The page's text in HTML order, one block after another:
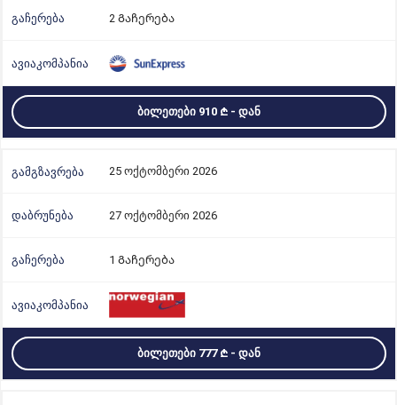
2 Გაჩერება
ᲑᲘᲚᲔᲗᲔᲑᲘ 910 - ᲓᲐᲜ
25 ოქტომბერი 2026
27 ოქტომბერი 2026
1 Გაჩერება
ᲑᲘᲚᲔᲗᲔᲑᲘ 777 - ᲓᲐᲜ